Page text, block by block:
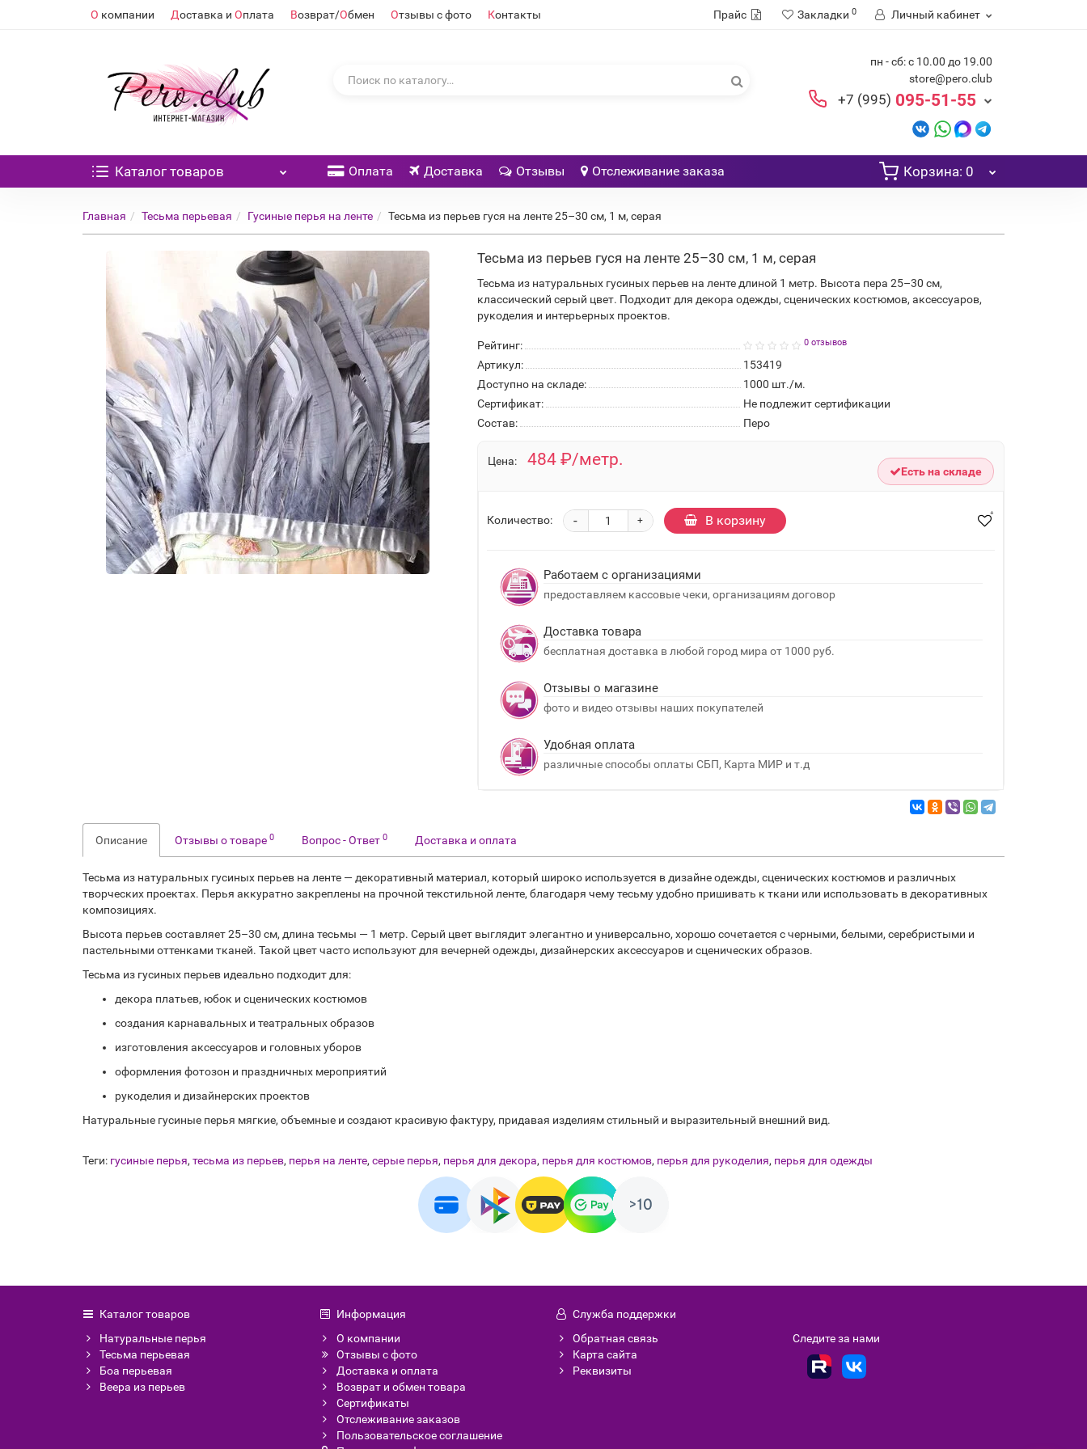
О компании Доставка и Оплата Возврат/Обмен Отзывы с фото Контакты Прайс Закладки 0 Личный кабинет
пн - сб: с 10.00 до 19.00
store@pero.club
+7 (995) 095-51-55
Каталог товаров Оплата Доставка Отзывы Отслеживание заказа Корзина: 0
Главная Тесьма перьевая Гусиные перья на ленте Тесьма из перьев гуся на ленте 25–30 см, 1 м, серая
Тесьма из перьев гуся на ленте 25–30 см, 1 м, серая
Тесьма из натуральных гусиных перьев на ленте длиной 1 метр. Высота пера 25–30 см,
классический серый цвет. Подходит для декора одежды, сценических костюмов, аксессуаров,
рукоделия и интерьерных проектов.
Рейтинг: 0 отзывов
Артикул:
153419
Доступно на складе:
1000 шт./м.
Сертификат:
Не подлежит сертификации
Состав:
Перо
Цена: 484 ₽/метр.
Есть на складе
Количество: +
- В корзину
Работаем с организациями
предоставляем кассовые чеки, организациям договор
Доставка товара
бесплатная доставка в любой город мира от 1000 руб.
Отзывы о магазине
фото и видео отзывы наших покупателей
Удобная оплата
различные способы оплаты СБП, Карта МИР и т.д
Описание Отзывы о товаре 0 Вопрос - Ответ 0 Доставка и оплата
Тесьма из натуральных гусиных перьев на ленте — декоративный материал, который широко используется в дизайне одежды, сценических костюмов и различных
творческих проектах. Перья аккуратно закреплены на прочной текстильной ленте, благодаря чему тесьму удобно пришивать к ткани или использовать в декоративных
композициях.
Высота перьев составляет 25–30 см, длина тесьмы — 1 метр. Серый цвет выглядит элегантно и универсально, хорошо сочетается с черными, белыми, серебристыми и
пастельными оттенками тканей. Такой цвет часто используют для вечерней одежды, дизайнерских аксессуаров и сценических образов.
Тесьма из гусиных перьев идеально подходит для:
декора платьев, юбок и сценических костюмов
создания карнавальных и театральных образов
изготовления аксессуаров и головных уборов
оформления фотозон и праздничных мероприятий
рукоделия и дизайнерских проектов
Натуральные гусиные перья мягкие, объемные и создают красивую фактуру, придавая изделиям стильный и выразительный внешний вид.
Теги: гусиные перья, тесьма из перьев, перья на ленте, серые перья, перья для декора, перья для костюмов, перья для рукоделия, перья для одежды
Каталог товаров
Натуральные перья
Тесьма перьевая
Боа перьевая
Веера из перьев
Информация
О компании
Отзывы с фото
Доставка и оплата
Возврат и обмен товара
Сертификаты
Отслеживание заказов
Пользовательское соглашение
Служба поддержки
Обратная связь
Карта сайта
Реквизиты
Следите за нами